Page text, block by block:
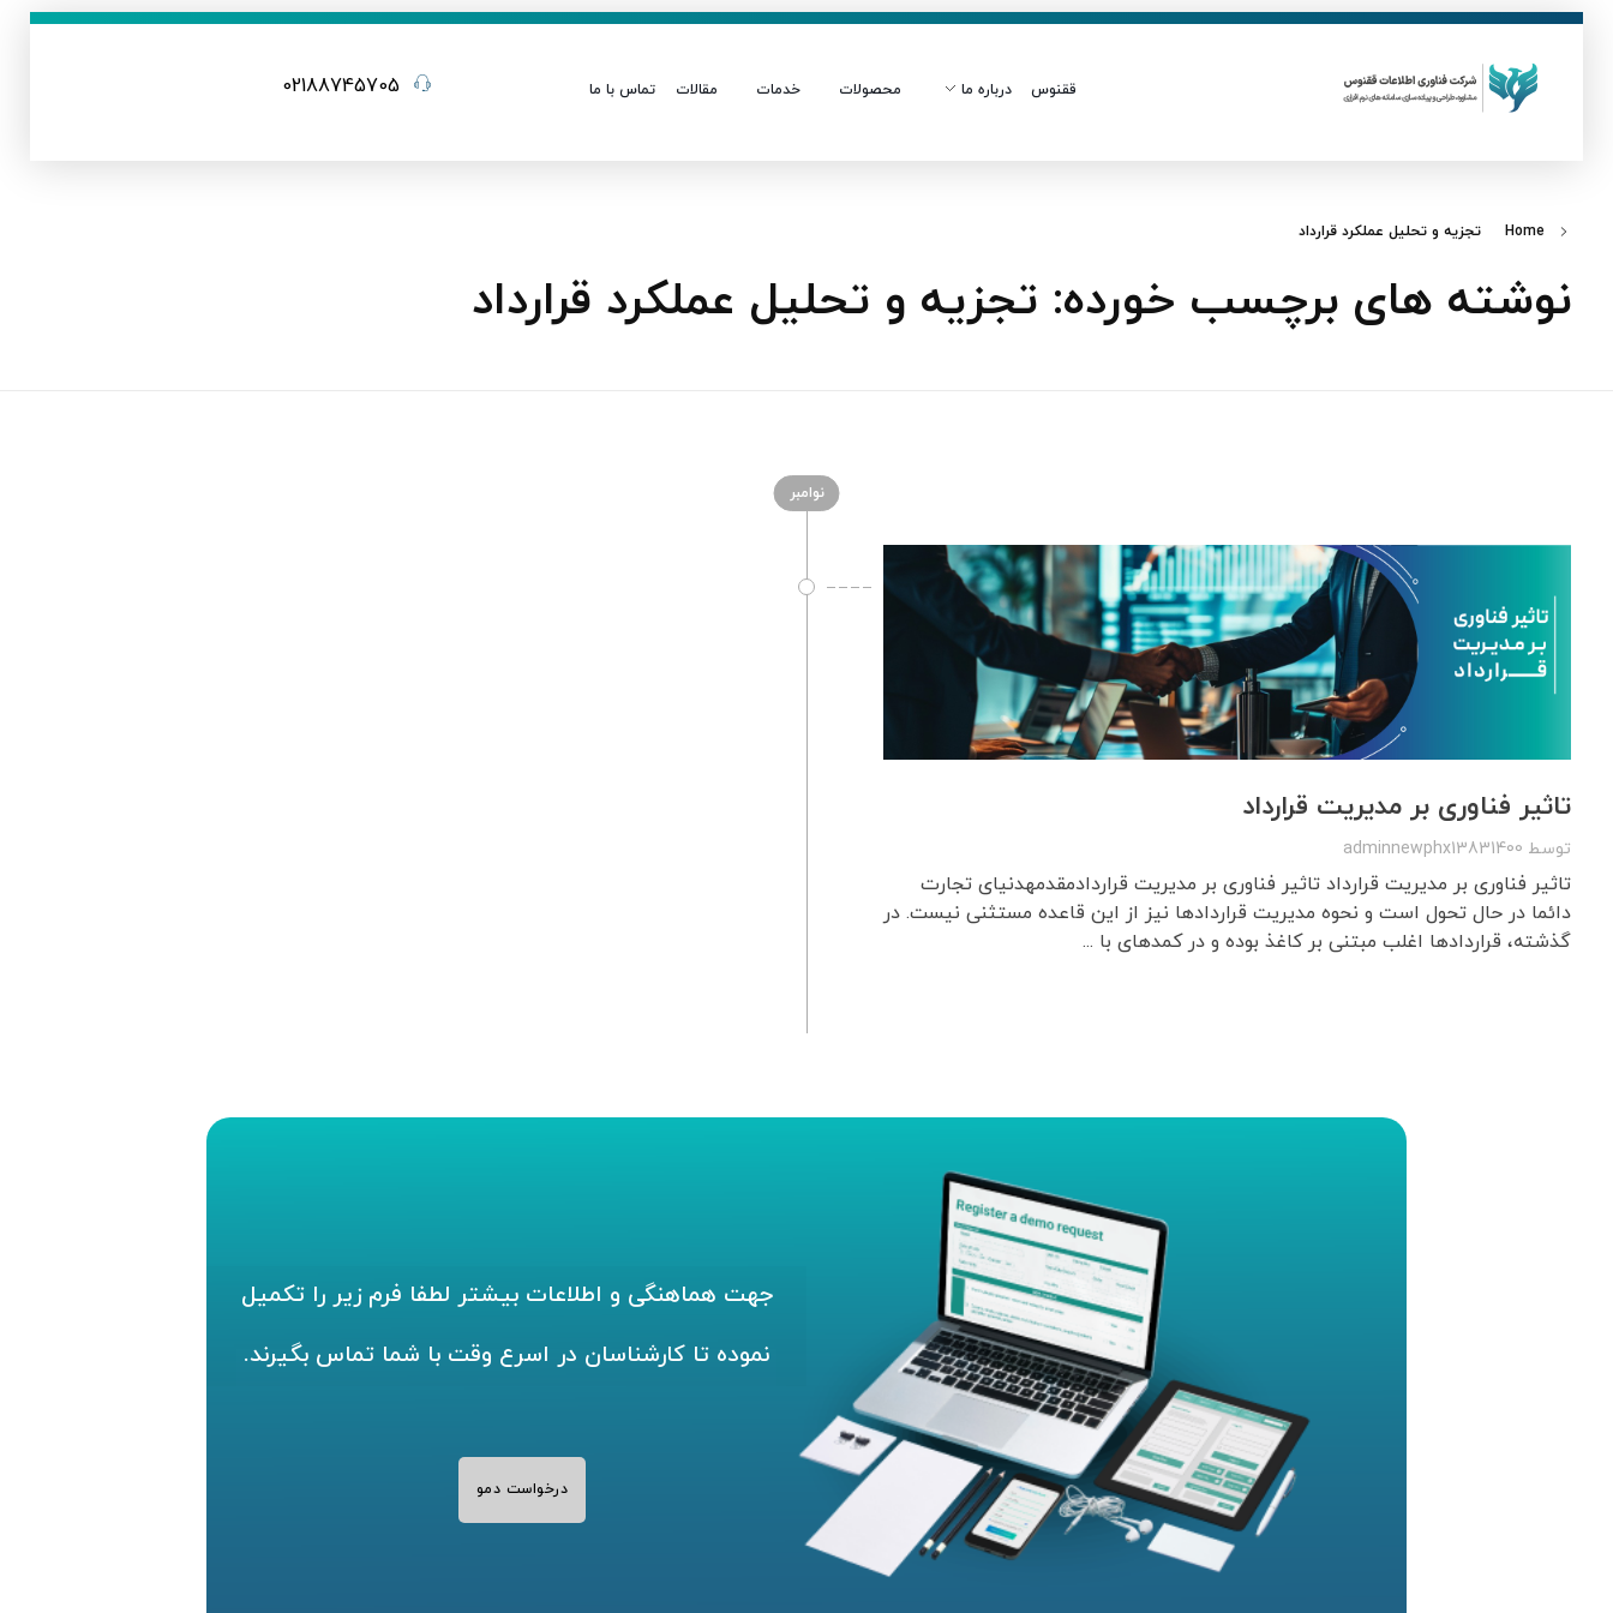
ققنوس درباره ما محصولات خدمات مقالات تماس با ما 02188745705
Home تجزیه و تحلیل عملکرد قرارداد
نوشته های برچسب خورده: تجزیه و تحلیل عملکرد قرارداد
نوامبر
تاثیر فناوری بر مدیریت قرارداد
توسط adminnewphx13831400
تاثیر فناوری بر مدیریت قرارداد تاثیر فناوری بر مدیریت قراردادمقدمهدنیای تجارت
دائما در حال تحول است و نحوه مدیریت قراردادها نیز از این قاعده مستثنی نیست. در
گذشته، قراردادها اغلب مبتنی بر کاغذ بوده و در کمدهای با ...
جهت هماهنگی و اطلاعات بیشتر لطفا فرم زیر را تکمیل
نموده تا کارشناسان در اسرع وقت با شما تماس بگیرند.
درخواست دمو